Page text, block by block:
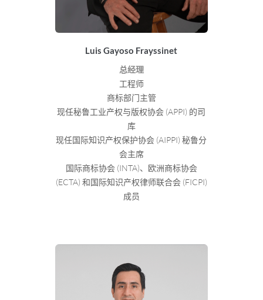
Luis Gayoso Frayssinet
总经理
工程师
商标部门主管
现任秘鲁工业产权与版权协会 (APPI) 的司
库
现任国际知识产权保护协会 (AIPPI) 秘鲁分
会主席
国际商标协会 (INTA)、欧洲商标协会
(ECTA) 和国际知识产权律师联合会 (FICPI)
成员